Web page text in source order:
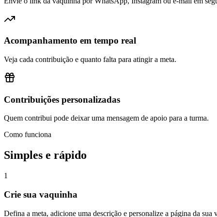
Acompanhamento em tempo real
Veja cada contribuição e quanto falta para atingir a meta.
Contribuições personalizadas
Quem contribui pode deixar uma mensagem de apoio para a turma.
Como funciona
Simples e rápido
1
Crie sua vaquinha
Defina a meta, adicione uma descrição e personalize a página da sua